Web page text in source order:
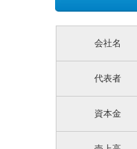
会社名
代表者
資本金